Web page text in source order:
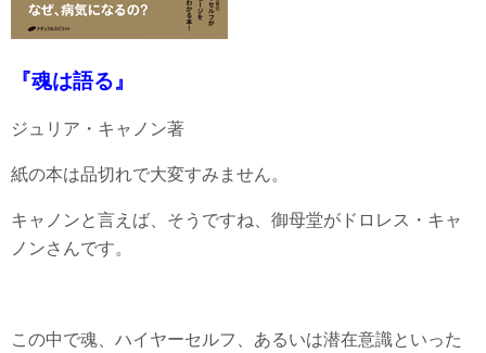
『魂は語る』
ジュリア・キャノン著
紙の本は品切れで大変すみません。
キャノンと言えば、そうですね、御母堂がドロレス・キャ
ノンさんです。
この中で魂、ハイヤーセルフ、あるいは潜在意識といった